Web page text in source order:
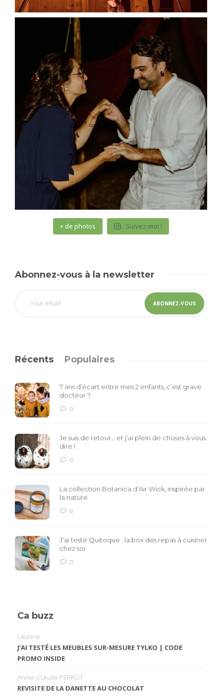
+ de photos Suivez-moi !
Abonnez-vous à la newsletter
Récents Populaires
7 ans d’écart entre mes 2 enfants, c’est grave
docteur ?
0
Je suis de retour… et j’ai plein de choses à vous
dire !
0
La collection Botanica d’Air Wick, inspirée par
la nature
0
J’ai testé Quitoque : la box des repas à cuisiner
chez soi
0
Ca buzz
Laurine
J’AI TESTÉ LES MEUBLES SUR-MESURE TYLKO | CODE
PROMO INSIDE
Annie-Claude PERROT
REVISITE DE LA DANETTE AU CHOCOLAT